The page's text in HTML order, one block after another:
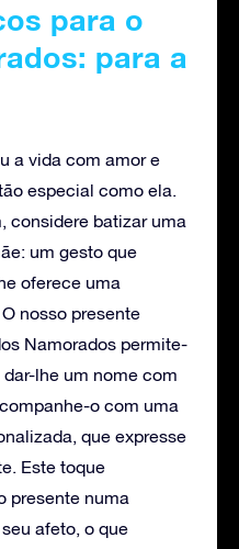
para o
para a
a vida com amor e
especial como ela.
considere batizar uma
um gesto que
oferece uma
nosso presente
Namorados permite-
lhe um nome com
o com uma
que expresse
Este toque
presente numa
afeto, o que